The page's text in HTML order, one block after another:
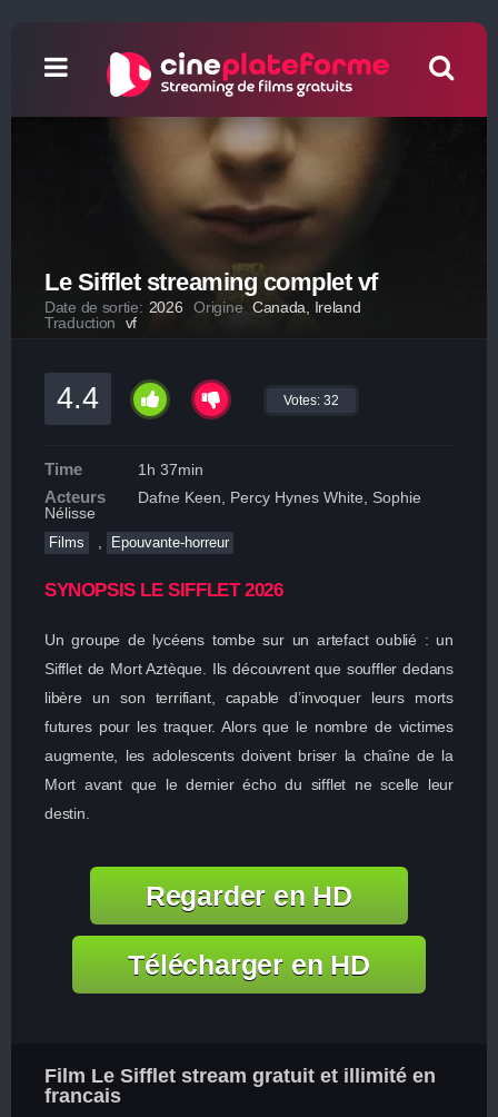
Le Sifflet streaming complet vf
Date de sortie: 2026 Origine Canada, Ireland
Traduction
vf
4.4 Votes: 32
Time 1h 37min
Acteurs
Dafne Keen, Percy Hynes White, Sophie
Nélisse
Films Epouvante-horreur
SYNOPSIS LE SIFFLET 2026
Un groupe de lycéens tombe sur un artefact oublié : un
Sifflet de Mort Aztèque. Ils découvrent que souffler dedans
libère un son terrifiant, capable d’invoquer leurs morts
futures pour les traquer. Alors que le nombre de victimes
augmente, les adolescents doivent briser la chaîne de la
Mort avant que le dernier écho du sifflet ne scelle leur
destin.
Regarder en HD
Télécharger en HD
Film Le Sifflet stream gratuit et illimité en
francais